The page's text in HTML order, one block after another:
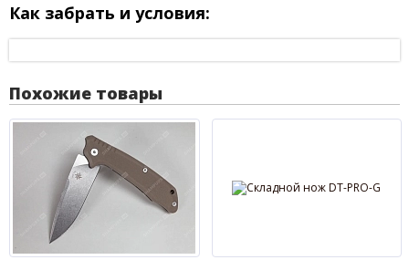
Как забрать и условия:
Похожие товары